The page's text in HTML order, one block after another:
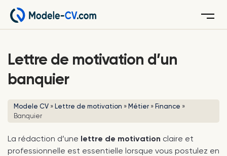
Menu
Lettre de motivation d’un
banquier
Modele CV » Lettre de motivation » Métier » Finance »
Banquier
La rédaction d’une lettre de motivation claire et
professionnelle est essentielle lorsque vous postulez en